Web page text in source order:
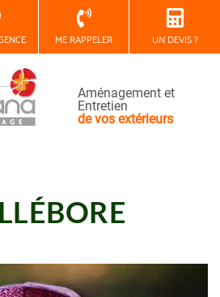
ME RAPPELER UN DEVIS ?
Aménagement et
Entretien
de vos extérieurs